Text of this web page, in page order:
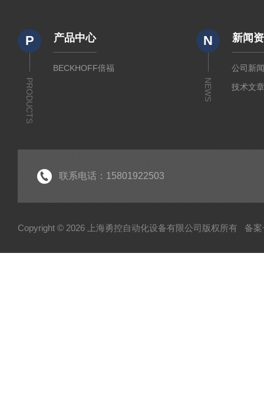
P
PRODUCTS
产品中心
BECKHOFF倍福
N
NEWS
新闻
公司新
技术文
联系电话：15801922503
Copyright © 2026 上海勇控自动化设备有限公司版权所有 备案